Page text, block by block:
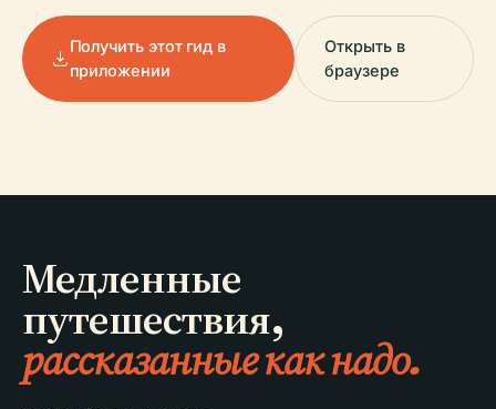
Получить этот гид в
приложении
Открыть в
браузере
Медленные
путешествия,
рассказанные как надо.